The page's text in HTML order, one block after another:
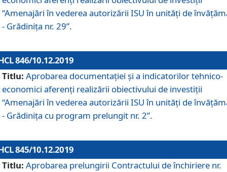
“Amenajări în vederea autorizării ISU în unități de
- Grădinița nr. 29”.
846/10.12.2019
Titlu: Aprobarea documentației și a indicatorilor tehnico-
economici aferenți realizării obiectivului de investiții
“Amenajări în vederea autorizării ISU în unități de
- Grădinița cu program prelungit nr. 2”.
845/10.12.2019
Titlu: Aprobarea prelungirii Contractului de închiriere nr.